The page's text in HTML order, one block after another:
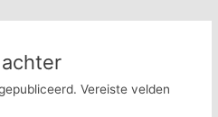
Vereiste velden